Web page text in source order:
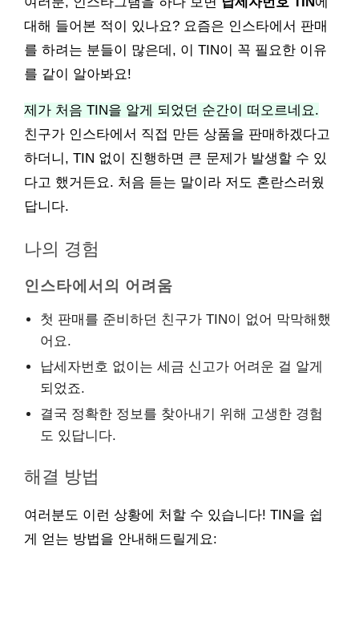
대해 들어본 적이 있나요? 요즘은 인스타에서 판매
를 하려는 분들이 많은데, 이 TIN이 꼭 필요한 이유
를 같이 알아봐요!
제가 처음 TIN을 알게 되었던 순간이 떠오르네요.
친구가 인스타에서 직접 만든 상품을 판매하겠다고
하더니, TIN 없이 진행하면 큰 문제가 발생할 수 있
다고 했거든요. 처음 듣는 말이라 저도 혼란스러웠
답니다.
나의 경험
인스타에서의 어려움
첫 판매를 준비하던 친구가 TIN이 없어 막막해했
어요.
납세자번호 없이는 세금 신고가 어려운 걸 알게
되었죠.
결국 정확한 정보를 찾아내기 위해 고생한 경험
도 있답니다.
해결 방법
여러분도 이런 상황에 처할 수 있습니다! TIN을 쉽
게 얻는 방법을 안내해드릴게요: